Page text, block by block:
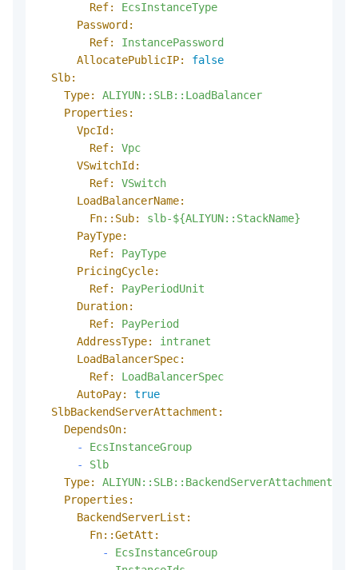
Ref:
EcsInstanceType
Password:
Ref:
InstancePassword
AllocatePublicIP:
false
Slb:
Type:
ALIYUN::SLB::LoadBalancer
Properties:
VpcId:
Ref:
Vpc
VSwitchId:
Ref:
VSwitch
LoadBalancerName:
Fn::Sub:
slb-${ALIYUN::StackName}
PayType:
Ref:
PayType
PricingCycle:
Ref:
PayPeriodUnit
Duration:
Ref:
PayPeriod
AddressType:
intranet
LoadBalancerSpec:
Ref:
LoadBalancerSpec
AutoPay:
true
SlbBackendServerAttachment:
DependsOn:
-
EcsInstanceGroup
-
Slb
Type:
ALIYUN::SLB::BackendServerAttachment
Properties:
BackendServerList:
Fn::GetAtt:
-
EcsInstanceGroup